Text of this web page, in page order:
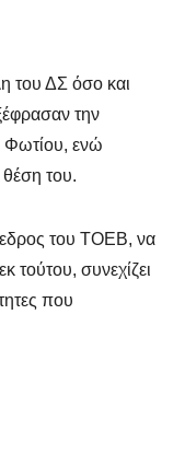
του ΔΣ όσο και
την
Φωτίου, ενώ
του.
του ΤΟΕΒ, να
τούτου, συνεχίζει
που